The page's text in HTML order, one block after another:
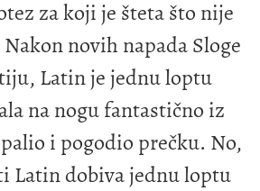
za koji je šteta što nije
novih napada Sloge
Latin je jednu loptu
na nogu fantastično iz
i pogodio prečku. No,
Latin dobiva jednu loptu